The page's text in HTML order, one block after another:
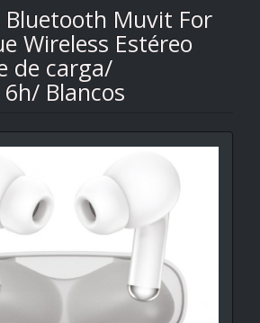
Muvit For
Wireless Estéreo
de carga/
Blancos